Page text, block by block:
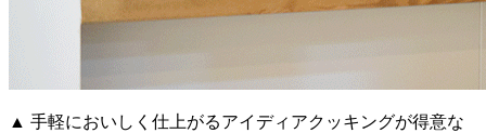
▲ 手軽においしく仕上がるアイディアクッキングが得意な